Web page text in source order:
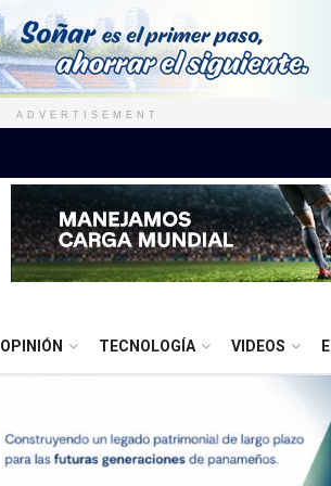
ADVERTISEMENT
OPINIÓN TECNOLOGÍA VIDEOS